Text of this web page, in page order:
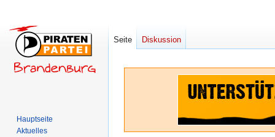
Seite Diskussion
Hauptseite
Aktuelles